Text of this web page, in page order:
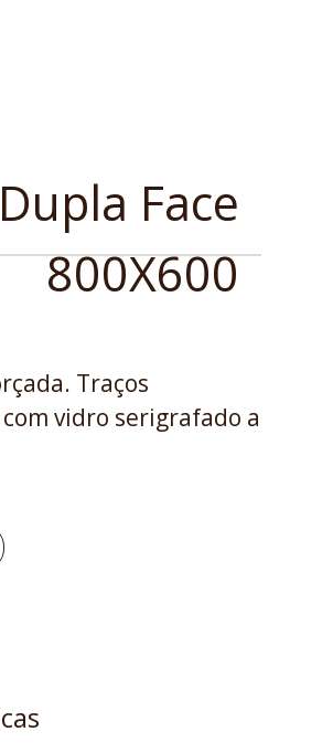
Face
800X600
Traços
vidro serigrafado a